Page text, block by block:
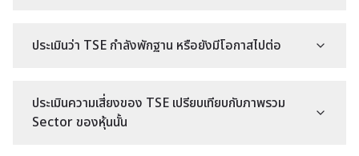
ประเมินว่า TSE กำลังพักฐาน หรือยังมีโอกาสไปต่อ
ประเมินความเสี่ยงของ TSE เปรียบเทียบกับภาพรวม
Sector ของหุ้นนั้น